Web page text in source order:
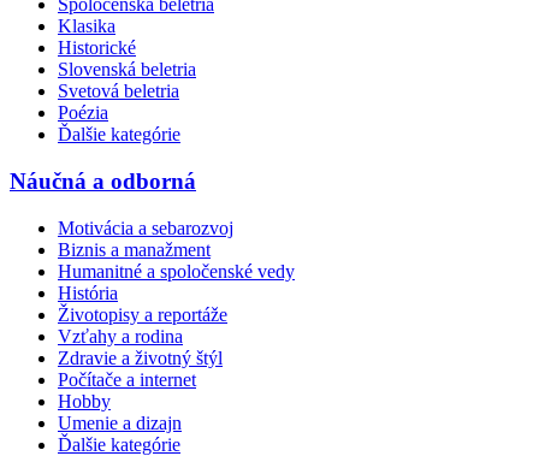
Spoločenská beletria
Klasika
Historické
Slovenská beletria
Svetová beletria
Poézia
Ďalšie kategórie
Náučná a odborná
Motivácia a sebarozvoj
Biznis a manažment
Humanitné a spoločenské vedy
História
Životopisy a reportáže
Vzťahy a rodina
Zdravie a životný štýl
Počítače a internet
Hobby
Umenie a dizajn
Ďalšie kategórie